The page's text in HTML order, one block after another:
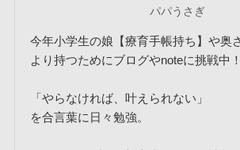
パパうさぎ
今年小学生の娘【療育手帳持ち】や奥
より持つためにブログやnoteに挑戦中！
「やらなければ、叶えられない」
を合言葉に日々勉強。